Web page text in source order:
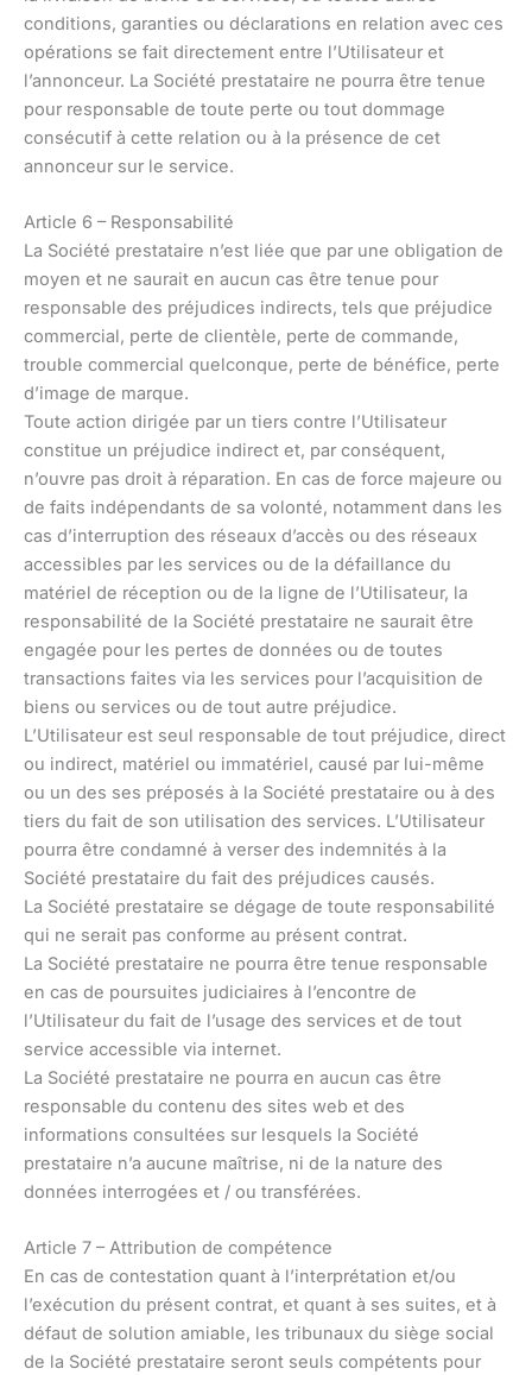
conditions, garanties ou déclarations en relation avec ces
opérations se fait directement entre l’Utilisateur et
l’annonceur. La Société prestataire ne pourra être tenue
pour responsable de toute perte ou tout dommage
consécutif à cette relation ou à la présence de cet
annonceur sur le service.
Article 6 – Responsabilité
La Société prestataire n’est liée que par une obligation de
moyen et ne saurait en aucun cas être tenue pour
responsable des préjudices indirects, tels que préjudice
commercial, perte de clientèle, perte de commande,
trouble commercial quelconque, perte de bénéfice, perte
d’image de marque.
Toute action dirigée par un tiers contre l’Utilisateur
constitue un préjudice indirect et, par conséquent,
n’ouvre pas droit à réparation. En cas de force majeure ou
de faits indépendants de sa volonté, notamment dans les
cas d’interruption des réseaux d’accès ou des réseaux
accessibles par les services ou de la défaillance du
matériel de réception ou de la ligne de l’Utilisateur, la
responsabilité de la Société prestataire ne saurait être
engagée pour les pertes de données ou de toutes
transactions faites via les services pour l’acquisition de
biens ou services ou de tout autre préjudice.
L’Utilisateur est seul responsable de tout préjudice, direct
ou indirect, matériel ou immatériel, causé par lui-même
ou un des ses préposés à la Société prestataire ou à des
tiers du fait de son utilisation des services. L’Utilisateur
pourra être condamné à verser des indemnités à la
Société prestataire du fait des préjudices causés.
La Société prestataire se dégage de toute responsabilité
qui ne serait pas conforme au présent contrat.
La Société prestataire ne pourra être tenue responsable
en cas de poursuites judiciaires à l’encontre de
l’Utilisateur du fait de l’usage des services et de tout
service accessible via internet.
La Société prestataire ne pourra en aucun cas être
responsable du contenu des sites web et des
informations consultées sur lesquels la Société
prestataire n’a aucune maîtrise, ni de la nature des
données interrogées et / ou transférées.
Article 7 – Attribution de compétence
En cas de contestation quant à l’interprétation et/ou
l’exécution du présent contrat, et quant à ses suites, et à
défaut de solution amiable, les tribunaux du siège social
de la Société prestataire seront seuls compétents pour